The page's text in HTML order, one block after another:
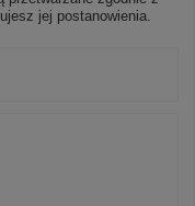
jej postanowienia.